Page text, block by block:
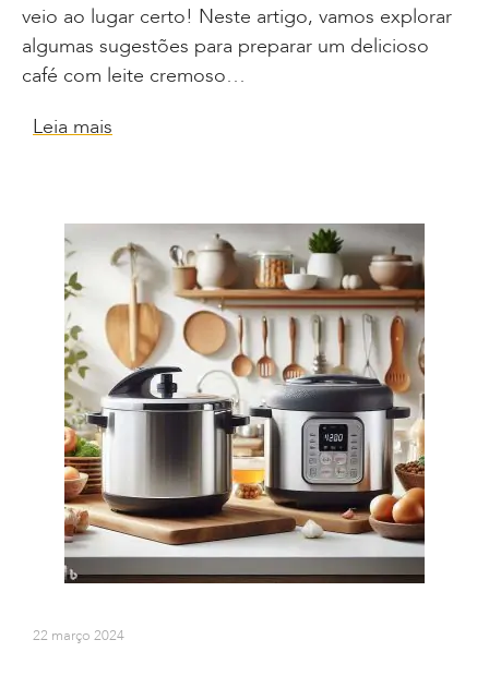
veio ao lugar certo! Neste artigo, vamos explorar
algumas sugestões para preparar um delicioso
café com leite cremoso…
Leia mais
22 março 2024